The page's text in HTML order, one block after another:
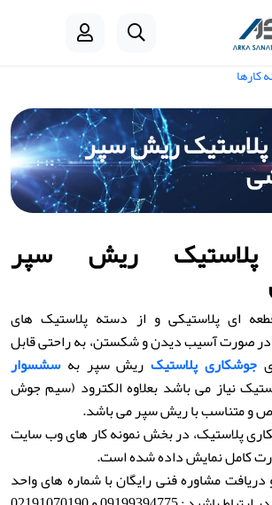
کارها
ریش سپر
پلاستیک ریش سپر
ای پلاستیکی و از دسته پلاستیک های
صورت آسیب دیدن و شکستن، به راحتی قابل
جوشکاری پلاستیکریش سپر بهسشسوار
نیاز می باشد بعلاوه الکترود (سیم جوش
و متناسب با ریش سپر می باشد.
پلاستیک، در بخش نمونه کار های وب سایت
کامل نمایش داده شده است.
دریافت مشاوره فنی رایگان با شماره های واحد